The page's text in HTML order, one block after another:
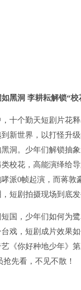
黑洞 李耕耘解锁“校
十个勤天短剧片花
新世界，以打怪升
洞。少年们解锁抽
校花，高能演绎给
派0帧起演，而蒋敦
短剧拍摄现场到底
国，少年们如何为
戏，短剧成片效果
《你好种地少年》
抢先看，不见不散！